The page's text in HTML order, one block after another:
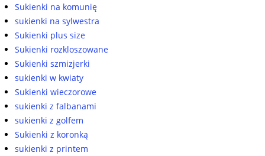
Sukienki na komunię
sukienki na sylwestra
Sukienki plus size
Sukienki rozkloszowane
Sukienki szmizjerki
sukienki w kwiaty
Sukienki wieczorowe
sukienki z falbanami
sukienki z golfem
Sukienki z koronką
sukienki z printem